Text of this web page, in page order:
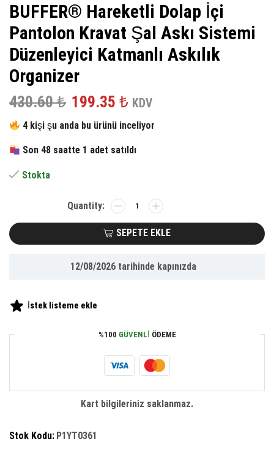
BUFFER® Hareketli Dolap İçi
Pantolon Kravat Şal Askı Sistemi
Düzenleyici Katmanlı Askılık
Organizer
430.60₺ Orijinal
fiyat:
430.60 ₺.
199.35 ₺ Şu
andaki
fiyat:
KDV
4 kişi şu anda bu ürünü inceliyor
Son 48 saatte 1 adet satıldı
Stokta
BUFFER®
Hareketli
Dolap
İçi
Kravat
Katmanlı
Organizer
adet
SEPETE EKLE
12/08/2026 tarihinde kapınızda
İstek listeme ekle
%100 GÜVENLI ÖDEME
Kart bilgileriniz saklanmaz.
Stok Kodu: P1YT0361